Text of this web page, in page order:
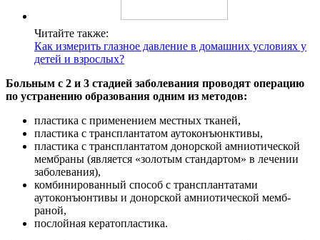
Читайте также:
Как измерить глазное давление в домашних условиях у
детей и взрослых?
Больным с 2 и 3 стадией заболевания проводят операцию
по устранению образования одним из методов:
пластика с применением местных тканей,
пластика с трансплантатом аутоконъюнктивы,
пластика с трансплантатом донорской амниотической
мембраны (является «золотым стандартом» в лечении
заболевания),
комбинированный способ с трансплантата­ми
аутоконъюнтивы и донорской амниотической мемб­
раной,
послойная кератопластика.